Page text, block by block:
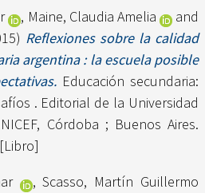
, Maine, Claudia Amelia
and
Reflexiones sobre la calidad
argentina : la escuela posible
Educación secundaria:
. Editorial de la Universidad
Córdoba ; Buenos Aires.
,Scasso, Martín Guillermo